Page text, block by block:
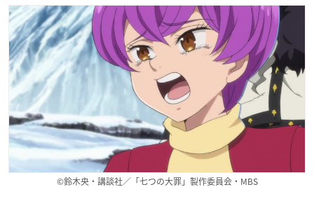
©鈴木央・講談社／「七つの大罪」製作委員会・MBS